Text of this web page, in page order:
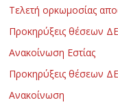
Τελετή ορκωμοσίας
Προκηρύξεις θέσεων
Ανακοίνωση Εστίας
Προκηρύξεις θέσεων
Ανακοίνωση